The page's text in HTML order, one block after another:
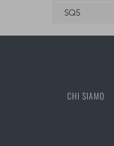
SQ5
CHI SIAMO